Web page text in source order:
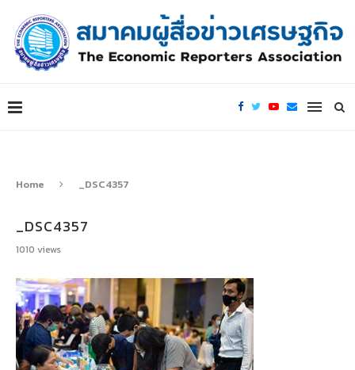
Home _DSC4357
_DSC4357
1010 views